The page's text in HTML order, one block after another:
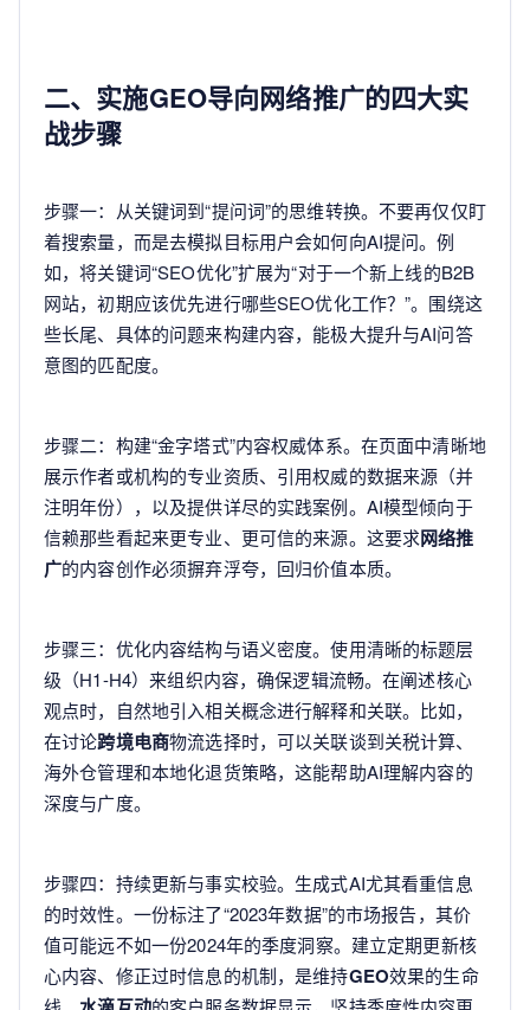
二、实施GEO导向网络推广的四大实
战步骤
步骤一：从关键词到“提问词”的思维转换。不要再仅仅盯
着搜索量，而是去模拟目标用户会如何向AI提问。例
如，将关键词“SEO优化”扩展为“对于一个新上线的B2B
网站，初期应该优先进行哪些SEO优化工作？”。围绕这
些长尾、具体的问题来构建内容，能极大提升与AI问答
意图的匹配度。
步骤二：构建“金字塔式”内容权威体系。在页面中清晰地
展示作者或机构的专业资质、引用权威的数据来源（并
注明年份），以及提供详尽的实践案例。AI模型倾向于
信赖那些看起来更专业、更可信的来源。这要求网络推
广的内容创作必须摒弃浮夸，回归价值本质。
步骤三：优化内容结构与语义密度。使用清晰的标题层
级（H1-H4）来组织内容，确保逻辑流畅。在阐述核心
观点时，自然地引入相关概念进行解释和关联。比如，
在讨论跨境电商物流选择时，可以关联谈到关税计算、
海外仓管理和本地化退货策略，这能帮助AI理解内容的
深度与广度。
步骤四：持续更新与事实校验。生成式AI尤其看重信息
的时效性。一份标注了“2023年数据”的市场报告，其价
值可能远不如一份2024年的季度洞察。建立定期更新核
心内容、修正过时信息的机制，是维持GEO效果的生命